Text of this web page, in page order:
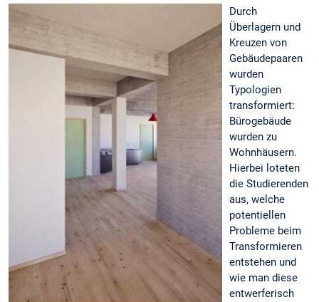
Durch
Überlagern und
Kreuzen von
Gebäudepaaren
wurden
Typologien
transformiert:
Bürogebäude
wurden zu
Wohnhäusern.
Hierbei loteten
die Studierenden
aus, welche
potentiellen
Probleme beim
Transformieren
entstehen und
wie man diese
entwerferisch